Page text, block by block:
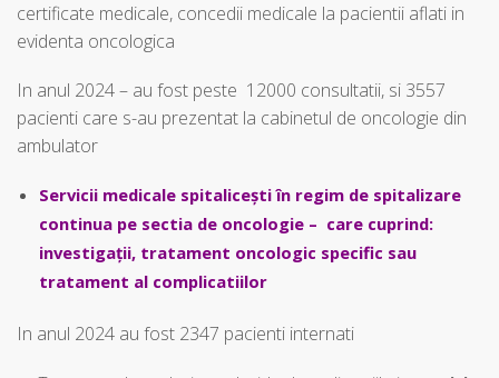
certificate medicale, concedii medicale la pacientii aflati in
evidenta oncologica
In anul 2024 – au fost peste 12000 consultatii, si 3557
pacienti care s-au prezentat la cabinetul de oncologie din
ambulator
Servicii medicale spitalicești în regim de spitalizare
continua pe sectia de oncologie – care cuprind:
investigații, tratament oncologic specific sau
tratament al complicatiilor
In anul 2024 au fost 2347 pacienti internati